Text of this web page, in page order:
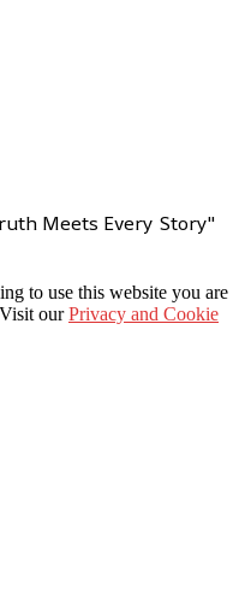
Meets Every Story"
to use this website you are
ourPrivacy and Cookie